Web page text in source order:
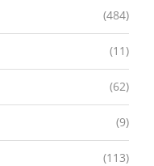
(484)
(11)
(62)
(9)
(113)